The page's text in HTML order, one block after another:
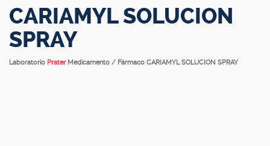
CARIAMYL SOLUCION
SPRAY
Laboratorio Prater Medicamento / Fármaco CARIAMYL SOLUCION SPRAY